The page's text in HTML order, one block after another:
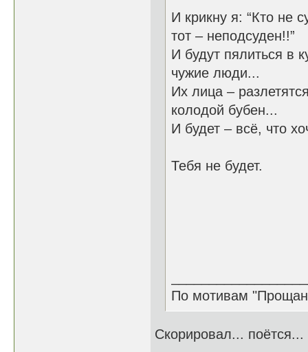
И крикну я: “Кто не
тот – неподсуден!!”
И будут пялиться в
чужие люди...
Их лица –
колодой бубен...
И будет – всё, что
Тебя не будет.
По мотивам
Скорировал... поётся...